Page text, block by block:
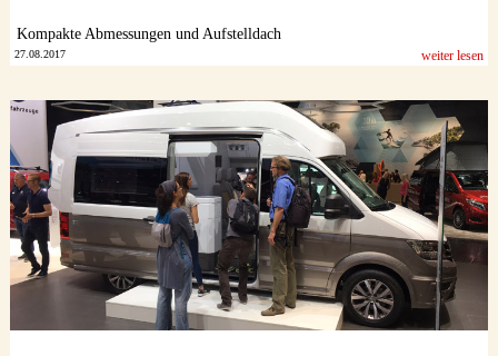
Kompakte Abmessungen und Aufstelldach
27.08.2017 weiter lesen